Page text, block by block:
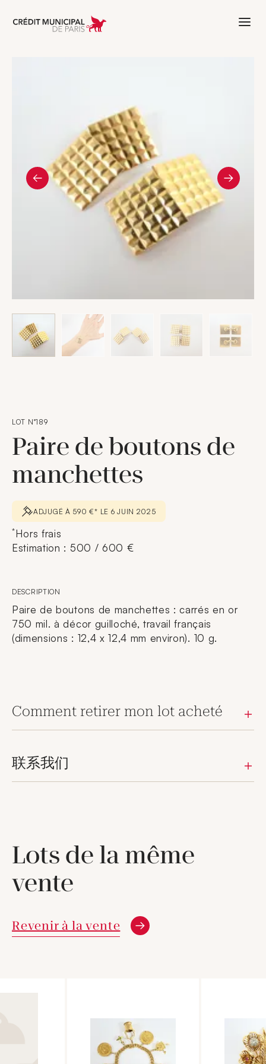
Aller à l'accueil de Crédit Municipal
LOT N°189
Paire de boutons de
manchettes
ADJUGÉ À 590 €* LE 6 JUIN 2025
*Hors frais
Estimation : 500 / 600 €
DESCRIPTION
Paire de boutons de manchettes : carrés en or
750 mil. à décor guilloché, travail français
(dimensions : 12,4 x 12,4 mm environ). 10 g.
Comment retirer mon lot acheté
联系我们
Lots de la même
vente
Revenir à la vente